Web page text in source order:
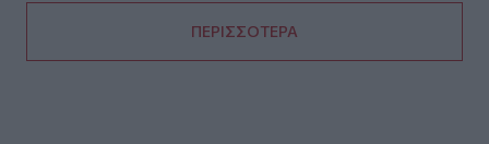
ΠΕΡΙΣΣΟΤΕΡΑ